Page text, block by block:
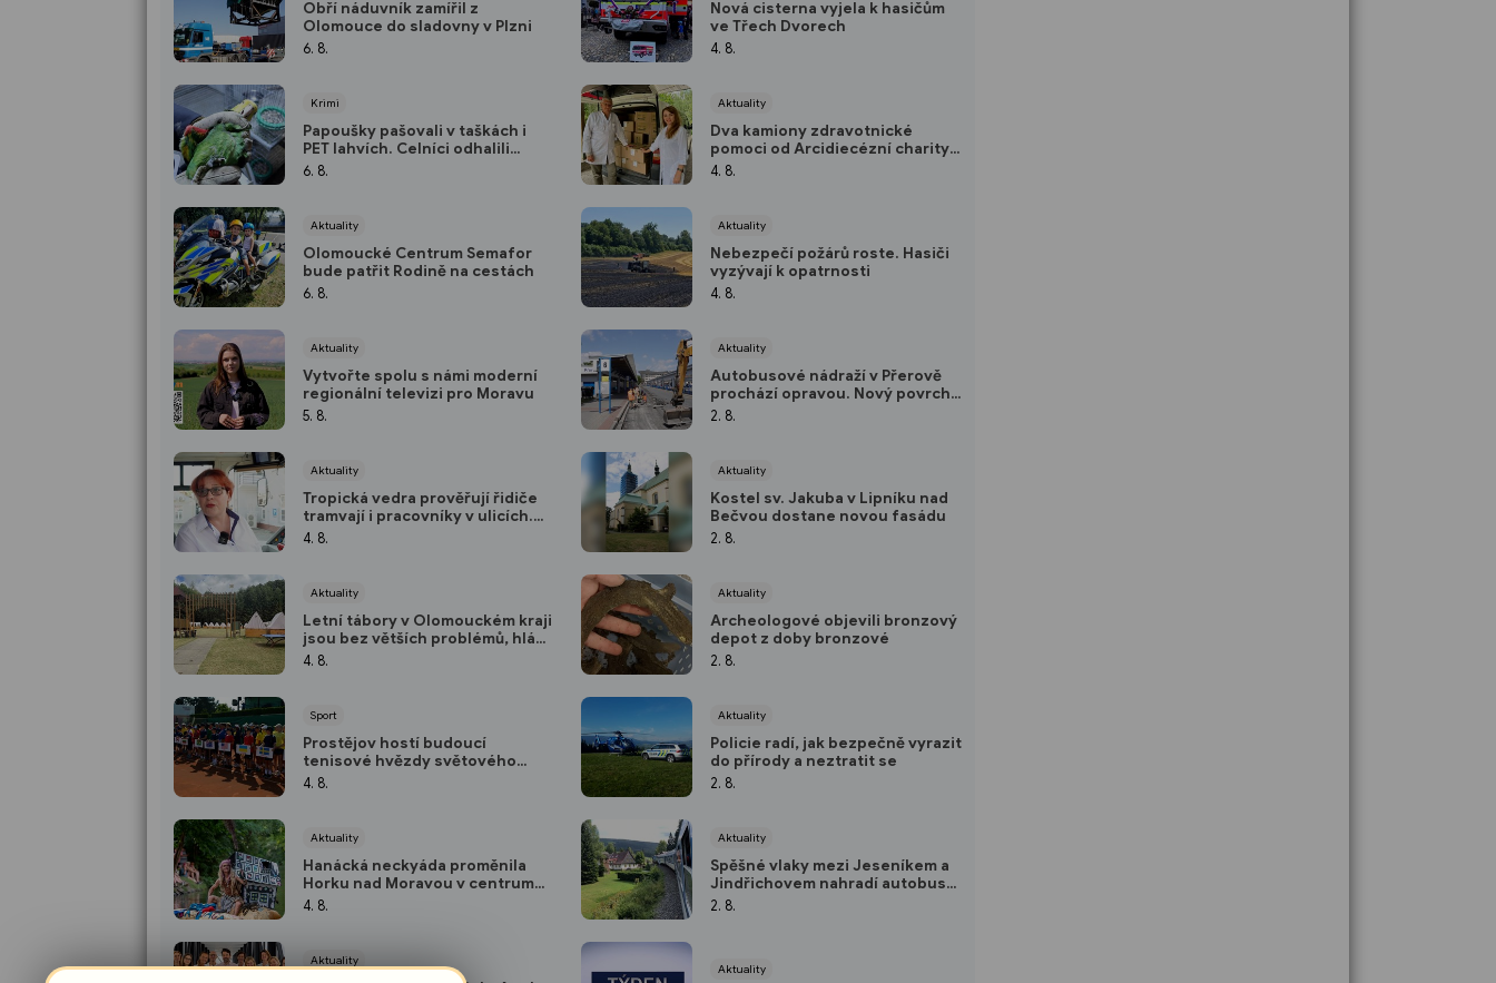
Obří náduvník zamířil z
Olomouce do sladovny v Plzni
6. 8.
Krimi
Papoušky pašovali v taškách i
PET lahvích. Celníci odhalili
nelegální obchod
6. 8.
Aktuality
Olomoucké Centrum Semafor
bude patřit Rodině na cestách
6. 8.
Aktuality
Vytvořte spolu s námi moderní
regionální televizi pro Moravu
5. 8.
Aktuality
Tropická vedra prověřují řidiče
tramvají i pracovníky v ulicích.
Pomáhá klimatizace i úprava
4. 8.
Aktuality
Letní tábory v Olomouckém kraji
jsou bez větších problémů, hlásí
hygienici
4. 8.
Sport
Prostějov hostí budoucí
tenisové hvězdy světového
tenisu
4. 8.
Aktuality
Hanácká neckyáda proměnila
Horku nad Moravou v centrum
letní zábavy a vodácké fantazie
4. 8.
Aktuality
Nová cisterna vyjela k hasičům
ve Třech Dvorech
4. 8.
Aktuality
Dva kamiony zdravotnické
pomoci od Arcidiecézní charity
Olomouc dorazily na Ukrajinu
4. 8.
Aktuality
Nebezpečí požárů roste. Hasiči
vyzývají k opatrnosti
4. 8.
Aktuality
Autobusové nádraží v Přerově
prochází opravou. Nový povrch
má vydržet roky
2. 8.
Aktuality
Kostel sv. Jakuba v Lipníku nad
Bečvou dostane novou fasádu
2. 8.
Aktuality
Archeologové objevili bronzový
depot z doby bronzové
2. 8.
Aktuality
Policie radí, jak bezpečně vyrazit
do přírody a neztratit se
2. 8.
Aktuality
Spěšné vlaky mezi Jeseníkem a
Jindřichovem nahradí autobusy,
výluka potrvá do prosince
2. 8.
Aktuality